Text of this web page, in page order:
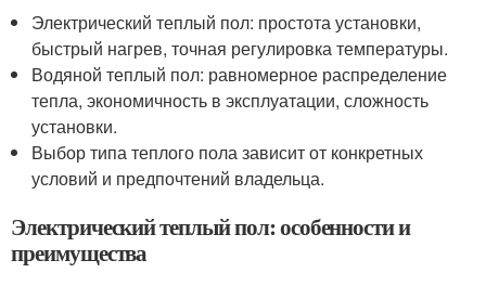
Электрический теплый пол: простота установки,
быстрый нагрев, точная регулировка температуры.
Водяной теплый пол: равномерное распределение
тепла, экономичность в эксплуатации, сложность
установки.
Выбор типа теплого пола зависит от конкретных
условий и предпочтений владельца.
Электрический теплый пол: особенности и
преимущества